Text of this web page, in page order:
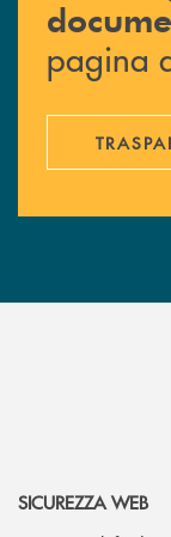
pagina
SICUREZZA WEB